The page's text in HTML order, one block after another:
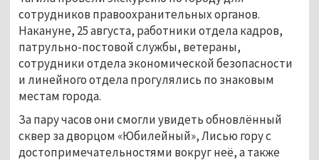
сотрудников правоохранительных органов.
Накануне, 25 августа, работники отдела кадров,
патрульно-постовой службы, ветераны,
сотрудники отдела экономической безопасности
и линейного отдела прогулялись по знаковым
местам города.
За пару часов они смогли увидеть обновлённый
сквер за дворцом «Юбилейный», Лисью гору с
достопримечательностями вокруг неё, а также